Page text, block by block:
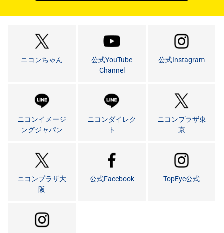
ニコンちゃん
公式YouTube
Channel
公式Instagram
ニコンイメージ
ングジャパン
ニコンダイレク
ト
ニコンプラザ東
京
ニコンプラザ大
阪
公式Facebook TopEye公式